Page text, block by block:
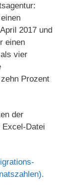
2017 und
einen
vier
Prozent
der
Excel-Datei